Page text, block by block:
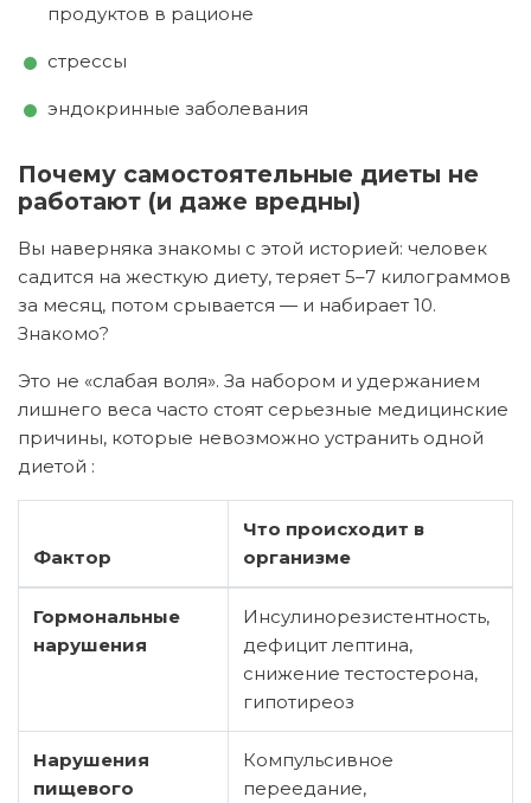
продуктов в рационе
стрессы
эндокринные заболевания
Почему самостоятельные диеты не
работают (и даже вредны)
Вы наверняка знакомы с этой историей: человек
садится на жесткую диету, теряет 5–7 килограммов
за месяц, потом срывается — и набирает 10.
Знакомо?
Это не «слабая воля». За набором и удержанием
лишнего веса часто стоят серьезные медицинские
причины, которые невозможно устранить одной
диетой :
Фактор
Что происходит в
организме
Гормональные
нарушения
Инсулинорезистентность,
дефицит лептина,
снижение тестостерона,
гипотиреоз
Нарушения
пищевого
Компульсивное
переедание,